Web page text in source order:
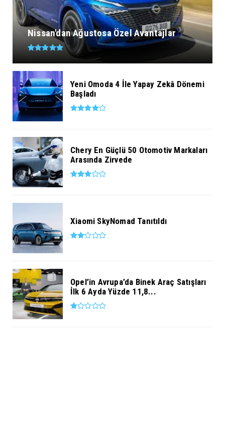
Nissan'dan Ağustosa Özel Avantajlar
Yeni Omoda 4 İle Yapay Zekâ Dönemi
Başladı
Chery En Güçlü 50 Otomotiv Markaları
Arasında Zirvede
Xiaomi SkyNomad Tanıtıldı
Opel’in Avrupa’da Binek Araç Satışları
İlk 6 Ayda Yüzde 11,8...